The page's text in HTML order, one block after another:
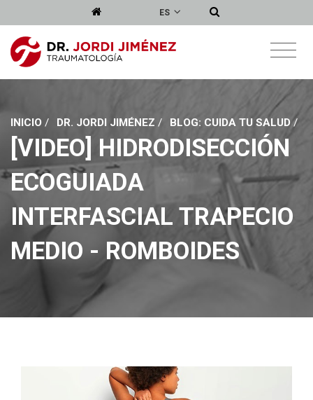
ES
INICIO / DR. JORDI JIMÉNEZ / BLOG: CUIDA TU SALUD /
[VIDEO] HIDRODISECCIÓN
ECOGUIADA
INTERFASCIAL TRAPECIO
MEDIO - ROMBOIDES